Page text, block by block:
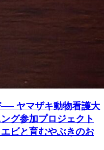
ヤマザキ動物看護大
グ参加プロジェクト
ビと育むやぶきのお